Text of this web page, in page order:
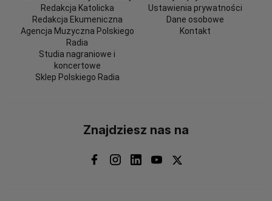
Redakcja Katolicka
Redakcja Ekumeniczna
Agencja Muzyczna Polskiego
Radia
Studia nagraniowe i
koncertowe
Sklep Polskiego Radia
Ustawienia prywatności
Dane osobowe
Kontakt
Znajdziesz nas na